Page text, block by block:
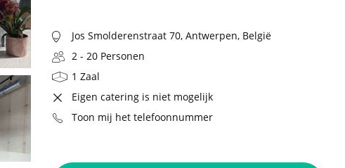
Jos Smolderenstraat 70, Antwerpen, België
2 - 20 Personen
1 Zaal
Eigen catering is niet mogelijk
Toon mij het telefoonnummer